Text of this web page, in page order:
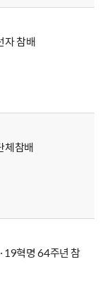
자 참배
체참배
혁명 64주년 참